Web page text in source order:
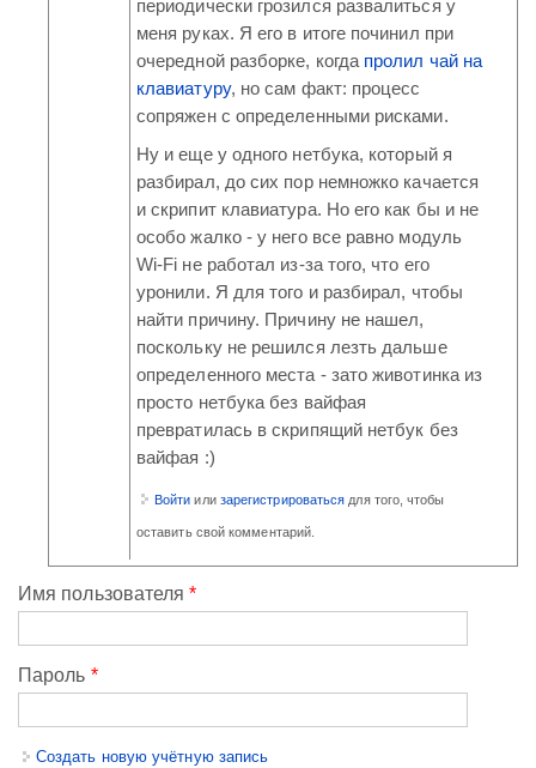
периодически грозился развалиться у
меня руках. Я его в итоге починил при
очередной разборке, когда пролил чай на
клавиатуру, но сам факт: процесс
сопряжен с определенными рисками.
Ну и еще у одного нетбука, который я
разбирал, до сих пор немножко качается
и скрипит клавиатура. Но его как бы и не
особо жалко - у него все равно модуль
Wi-Fi не работал из-за того, что его
уронили. Я для того и разбирал, чтобы
найти причину. Причину не нашел,
поскольку не решился лезть дальше
определенного места - зато животинка из
просто нетбука без вайфая
превратилась в скрипящий нетбук без
вайфая :)
Войти или зарегистрироваться для того, чтобы
оставить свой комментарий.
Имя пользователя*
Пароль *
Создать новую учётную запись